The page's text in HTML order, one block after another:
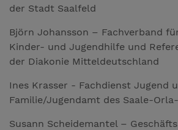
der Stadt Saalfeld
Björn Johansson – Fachverband
Kinder- und Jugendhilfe und
der Diakonie Mitteldeutschland
Ines Krasser - Fachdienst Jugend
Familie/Jugendamt des Saale-
Susann Scheidemantel –